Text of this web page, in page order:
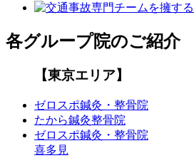
各グループ院のご紹介
【東京エリア】
ゼロスポ鍼灸・整骨院
たから鍼灸整骨院
ゼロスポ鍼灸・整骨院
喜多見